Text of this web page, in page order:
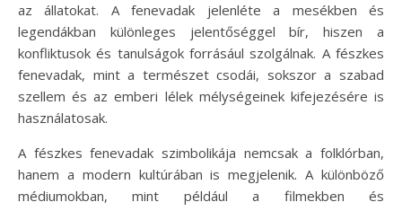
az állatokat. A fenevadak jelenléte a mesékben és
legendákban különleges jelentőséggel bír, hiszen a
konfliktusok és tanulságok forrásául szolgálnak. A fészkes
fenevadak, mint a természet csodái, sokszor a szabad
szellem és az emberi lélek mélységeinek kifejezésére is
használatosak.
A fészkes fenevadak szimbolikája nemcsak a folklórban,
hanem a modern kultúrában is megjelenik. A különböző
médiumokban, mint például a filmekben és